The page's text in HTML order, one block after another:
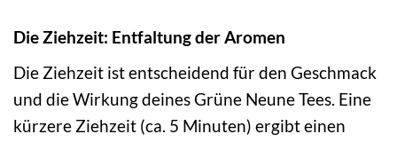
Die Ziehzeit: Entfaltung der Aromen
Die Ziehzeit ist entscheidend für den Geschmack
und die Wirkung deines Grüne Neune Tees. Eine
kürzere Ziehzeit (ca. 5 Minuten) ergibt einen